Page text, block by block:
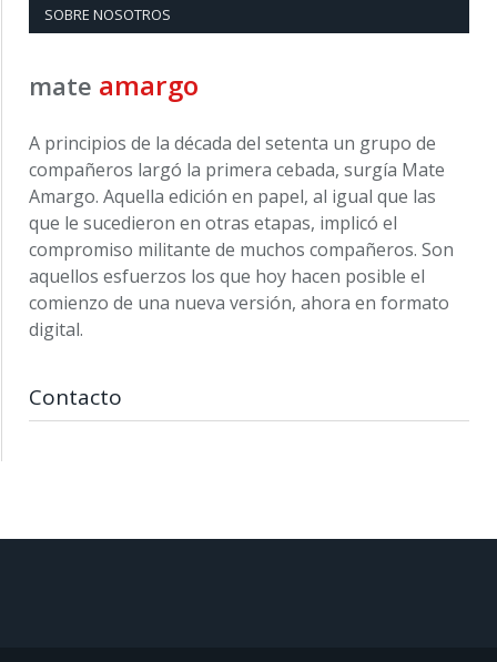
SOBRE NOSOTROS
mate amargo
A principios de la década del setenta un grupo de
compañeros largó la primera cebada, surgía Mate
Amargo. Aquella edición en papel, al igual que las
que le sucedieron en otras etapas, implicó el
compromiso militante de muchos compañeros. Son
aquellos esfuerzos los que hoy hacen posible el
comienzo de una nueva versión, ahora en formato
digital.
Contacto